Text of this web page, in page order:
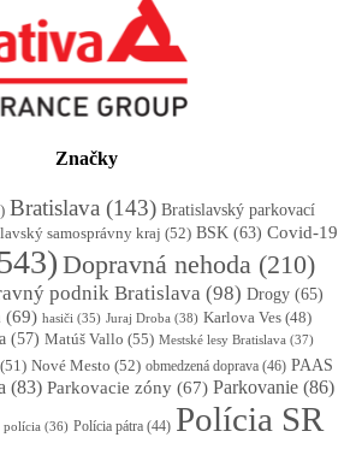
Značky
Bratislava (143) Bratislavský parkovací
samosprávny kraj (52) BSK (63) Covid-19
Dopravná nehoda (210)
podnik Bratislava (98) Drogy (65)
(69) hasiči (35) Juraj Droba (38) Karlova Ves (48)
(57) Matúš Vallo (55) Mestské lesy Bratislava (37)
(51) Nové Mesto (52) obmedzená doprava (46) PAAS
(83) Parkovacie zóny (67) Parkovanie (86)
polícia (36) Polícia pátra (44) Polícia SR